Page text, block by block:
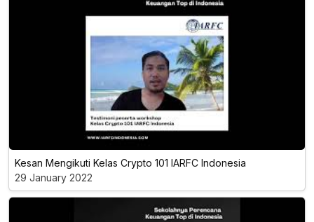
Kesan Mengikuti Kelas Crypto 101 IARFC Indonesia
29 January 2022